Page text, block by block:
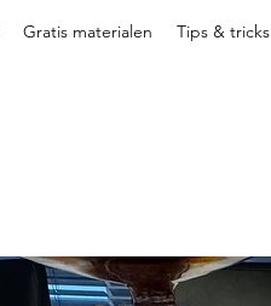
Gratis materialen Tips & tricks